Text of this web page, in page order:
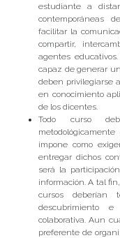
estudiante a
contemporáneas
facilitar la
compartir,
agentes
capaz de generar
deben privilegiarse
en conocimiento
de los dicentes.
Todo curso
impone como
entregar dichos
será la
información. A tal
cursos deberían
descubrimiento
colaborativa. Aun
preferente de